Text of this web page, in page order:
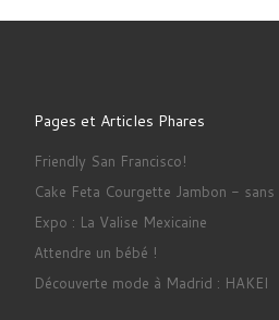
Pages et Articles Phares
Friendly San Francisco!
Cake Feta Courgette Jambon - sans
Expo : La Valise Mexicaine
Attendre un bébé !
Découverte mode à Madrid : HAKEI